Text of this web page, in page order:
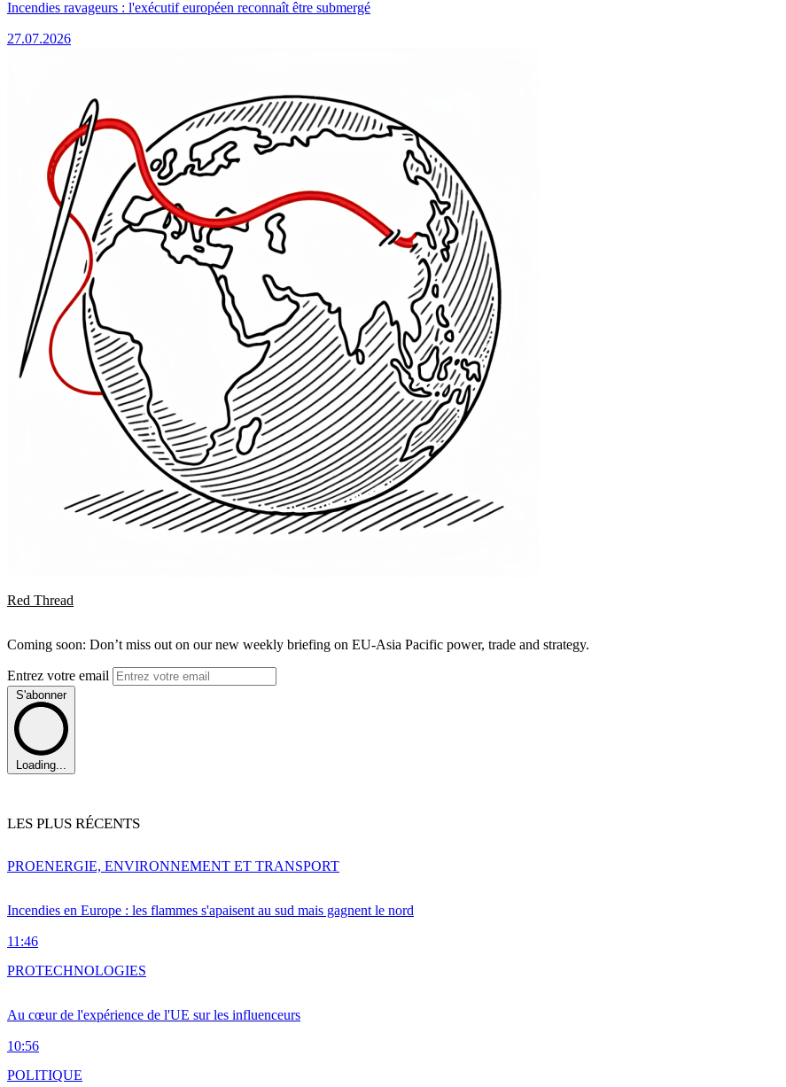
Incendies ravageurs : l'exécutif européen reconnaît être submergé
27.07.2026
Red Thread
Coming soon: Don’t miss out on our new weekly briefing on EU-Asia Pacific power, trade and strategy.
Entrez votre email
S'abonner
Loading...
LES PLUS RÉCENTS
Incendies en Europe : les flammes s'apaisent au sud mais gagnent le nord
11:46
PROENERGIE, ENVIRONNEMENT ET TRANSPORT
Au cœur de l'expérience de l'UE sur les influenceurs
10:56
PROTECHNOLOGIES
POLITIQUE